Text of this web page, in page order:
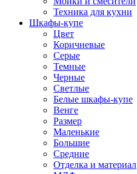
Техника для кухни
Шкафы-купе
Цвет
Коричневые
Серые
Темные
Черные
Светлые
Белые шкафы-купе
Венге
Размер
Маленькие
Большие
Средние
Отделка и материал